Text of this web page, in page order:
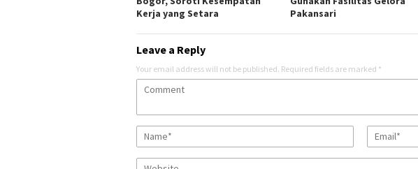
Kerja yang Setara
Pakansari
Leave a Reply
Your email address will not be published. Required fields are marked *